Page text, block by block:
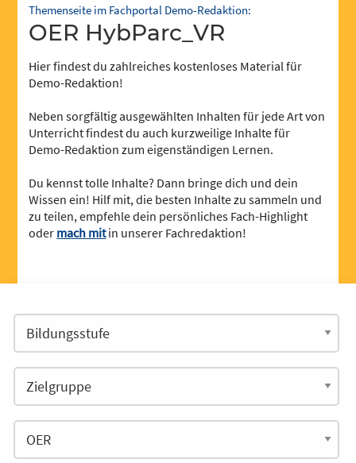
Themenseite im Fachportal Demo-Redaktion:
OER HybParc_VR
Hier findest du zahlreiches kostenloses Material für
Demo-Redaktion!
Neben sorgfältig ausgewählten Inhalten für jede Art von
Unterricht findest du auch kurzweilige Inhalte für
Demo-Redaktion zum eigenständigen Lernen.
Du kennst tolle Inhalte? Dann bringe dich und dein
Wissen ein! Hilf mit, die besten Inhalte zu sammeln und
zu teilen, empfehle dein persönliches Fach-Highlight
oder mach mitin unserer Fachredaktion!